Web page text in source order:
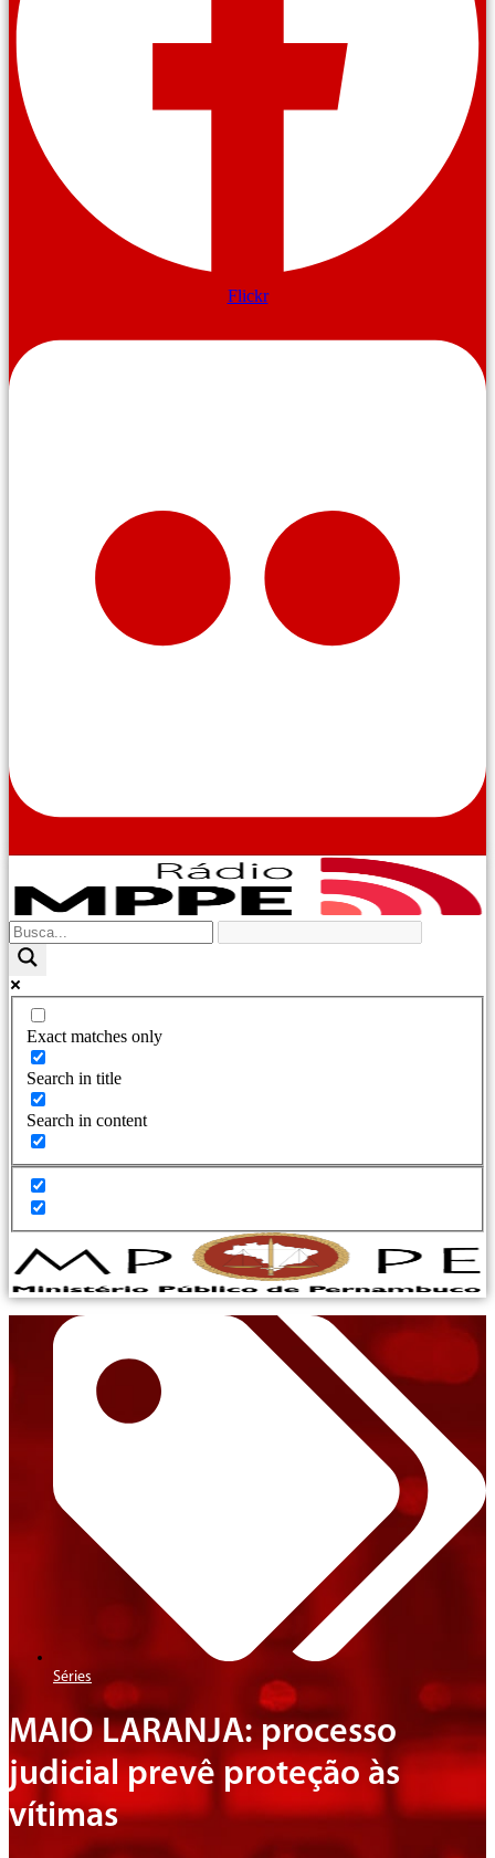
Flickr
Exact matches only
Search in title
Search in content
Séries
MAIO LARANJA: processo
judicial prevê proteção às
vítimas